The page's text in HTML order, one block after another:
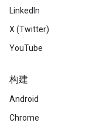
LinkedIn
X (Twitter)
YouTube
构建
Android
Chrome